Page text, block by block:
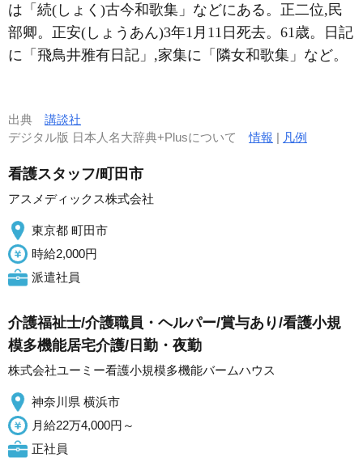
は「続(しょく)古今和歌集」などにある。正二位,民
部卿。正安(しょうあん)3年1月11日死去。61歳。日記
に「飛鳥井雅有日記」,家集に「隣女和歌集」など。
出典 講談社
デジタル版 日本人名大辞典+Plusについて情報 | 凡例
看護スタッフ/町田市
アスメディックス株式会社
東京都 町田市
時給2,000円
派遣社員
介護福祉士/介護職員・ヘルパー/賞与あり/看護小規
模多機能居宅介護/日勤・夜勤
株式会社ユーミー看護小規模多機能バームハウス
神奈川県 横浜市
月給22万4,000円～
正社員